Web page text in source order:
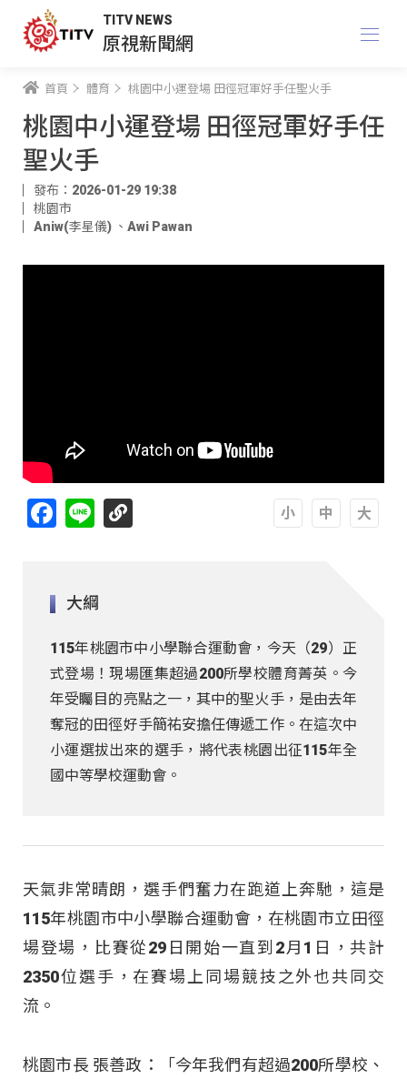
TITV NEWS
原視新聞網
首頁 體育 桃園中小運登場 田徑冠軍好手任聖火手
桃園中小運登場 田徑冠軍好手任
聖火手
發布：2026-01-29 19:38
桃園市
Aniw(李星儀) 、 Awi Pawan
Facebook
Line
大綱
115年桃園市中小學聯合運動會，今天（29）正
式登場！現場匯集超過200所學校體育菁英。今
年受矚目的亮點之一，其中的聖火手，是由去年
奪冠的田徑好手簡祐安擔任傳遞工作。在這次中
小運選拔出來的選手，將代表桃園出征115年全
國中等學校運動會。
天氣非常晴朗，選手們奮力在跑道上奔馳，這是
115年桃園市中小學聯合運動會，在桃園市立田徑
場登場，比賽從29日開始一直到2月1日，共計
2350位選手，在賽場上同場競技之外也共同交
流。
桃園市長 張善政：「今年我們有超過200所學校、